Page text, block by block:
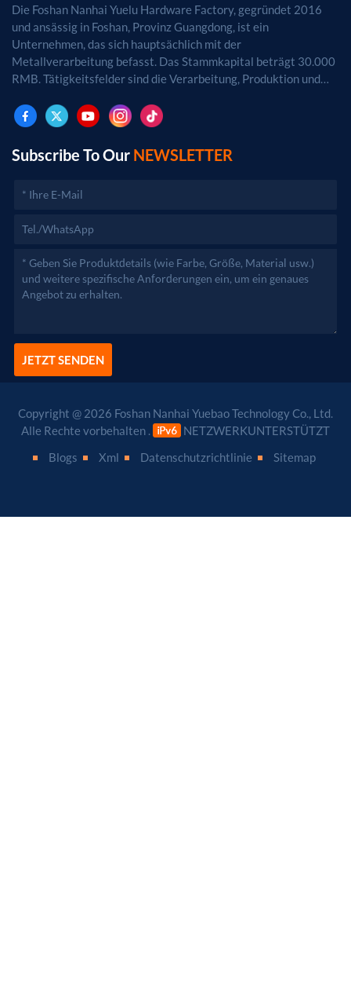
Die Foshan Nanhai Yuelu Hardware Factory, gegründet 2016
und ansässig in Foshan, Provinz Guangdong, ist ein
Unternehmen, das sich hauptsächlich mit der
Metallverarbeitung befasst. Das Stammkapital beträgt 30.000
RMB. Tätigkeitsfelder sind die Verarbeitung, Produktion und
genehmigungspflichtigen Projekten dürfen die
Geschäftstätigkeiten erst nach Genehmigung durch die
zuständigen Behörden aufgenommen werden.)
Subscribe To Our NEWSLETTER
JETZT SENDEN
Copyright @ 2026 Foshan Nanhai Yuebao Technology Co., Ltd.
Alle Rechte vorbehalten .
NETZWERKUNTERSTÜTZT
Blogs
Xml Datenschutzrichtlinie Sitemap